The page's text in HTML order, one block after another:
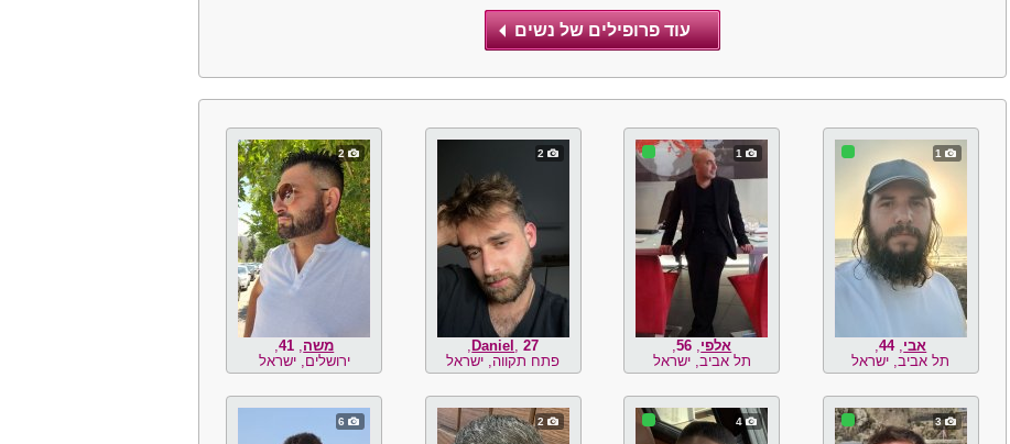
1
אבי,
44
,
תל אביב, ישראל
1
אלפי,
56
,
תל אביב, ישראל
2
Daniel ,27
,
פתח תקווה, ישראל
2
משה,
41
,
ירושלים, ישראל
3
4
2
6